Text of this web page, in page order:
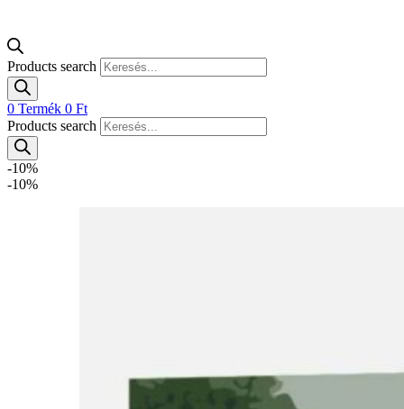
Products search
0 Termék 0 Ft
Products search
-10%
-10%